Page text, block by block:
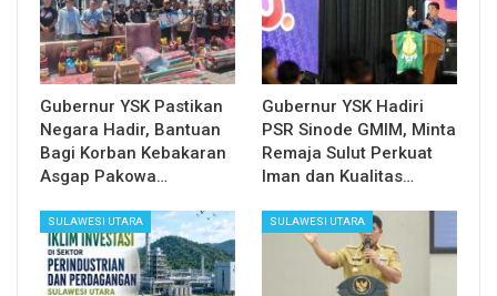
Gubernur YSK Pastikan
Negara Hadir, Bantuan
Bagi Korban Kebakaran
Asgap Pakowa…
Gubernur YSK Hadiri
PSR Sinode GMIM, Minta
Remaja Sulut Perkuat
Iman dan Kualitas…
SULAWESI UTARA SULAWESI UTARA